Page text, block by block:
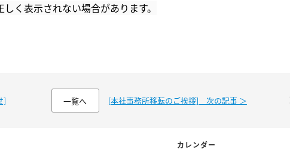
く表示されない場合があります。
] 一覧へ [本社事務所移転のご挨拶] 次の記事 ＞
カレンダー